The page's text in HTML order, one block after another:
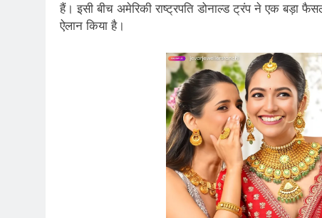
हैं। इसी बीच अमेरिकी राष्ट्रपति डोनाल्ड ट्रंप ने एक बड़ा
ऐलान किया है।